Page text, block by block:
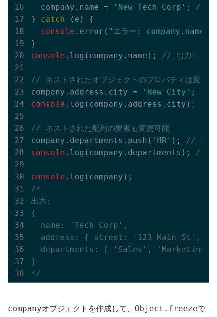
  company.name =
'New Tech Corp' ; // 厳
} catch (e) {
console .error( "エラー: company.nameの
console .log(company.name); // 出力:
// ネストされたオブジェクトのプロパティは変更
company.address.city =
'New City' ; //
console .log(company.address.city); //
// ネストされた配列の要素も変更可能
company.departments.push( 'HR' ); // 追加
console .log(company.departments); //
console
/*
出力:
{
  name: 'Tech Corp',
address: { street: '123 Main St',
departments: [ 'Sales', 'Marketing',
}
*/
companyオブジェクトを作成して、 Object.freezeで